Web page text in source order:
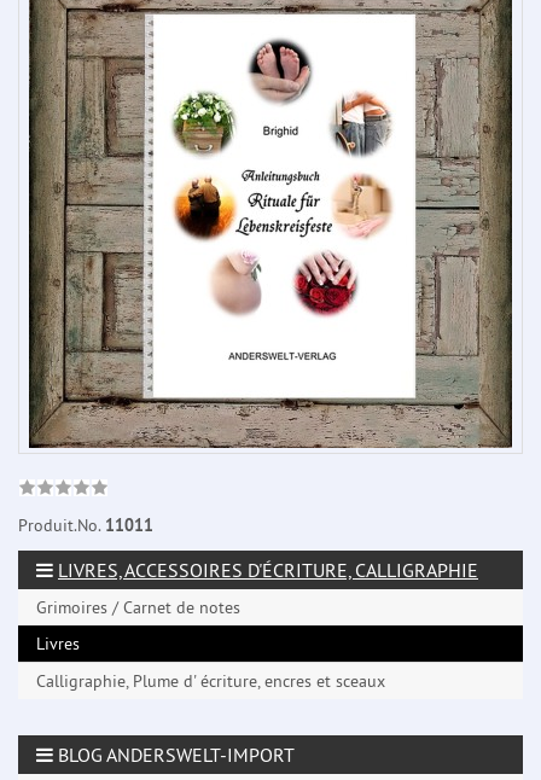
Produit.No. 11011
LIVRES, ACCESSOIRES D'ÉCRITURE, CALLIGRAPHIE
Grimoires / Carnet de notes
Livres
Calligraphie, Plume d' écriture, encres et sceaux
BLOG ANDERSWELT-IMPORT